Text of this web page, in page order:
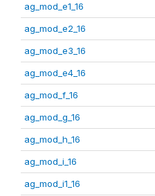
ag_mod_e1_16
ag_mod_e2_16
ag_mod_e3_16
ag_mod_e4_16
ag_mod_f_16
ag_mod_g_16
ag_mod_h_16
ag_mod_i_16
ag_mod_i1_16